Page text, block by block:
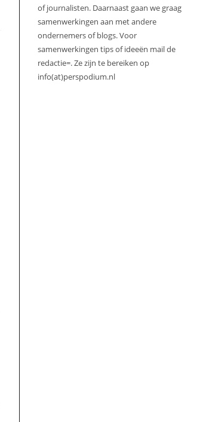
of journalisten. Daarnaast gaan we graag
samenwerkingen aan met andere
ondernemers of blogs. Voor
samenwerkingen tips of ideeën mail de
redactie=. Ze zijn te bereiken op
info(at)perspodium.nl